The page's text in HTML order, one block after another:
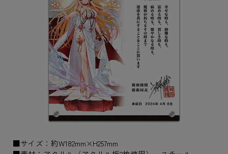
■サイズ：約W182mm×H257mm